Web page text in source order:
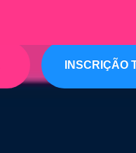
INSCRIÇÃO